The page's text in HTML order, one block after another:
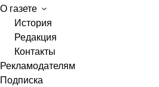
О газете
История
Редакция
Контакты
Рекламодателям
Подписка